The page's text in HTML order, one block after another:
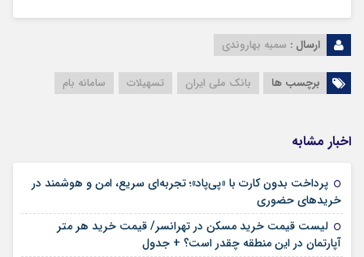
ارسال : سمیه بهاروندی
برچسب ها بانک ملی ایران تسهیلات سامانه بام
اخبار مشابه
پرداخت بدون کارت با «پی‌پاد»؛ تجربه‌ای سریع، امن و هوشمند در
خریدهای حضوری
لیست قیمت خرید مسکن در تهرانسر/ قیمت خرید هر متر
آپارتمان در این منطقه چقدر است؟ + جدول